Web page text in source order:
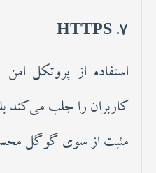
HTTPS
کاربران را جلب می‌کند
مثبت از سوی گوگل